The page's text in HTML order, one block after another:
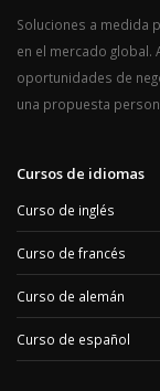
Soluciones a medida
en el mercado global.
oportunidades de
una propuesta
Cursos de idiomas
Curso de inglés
Curso de francés
Curso de alemán
Curso de español